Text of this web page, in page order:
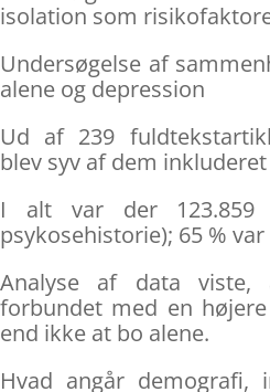
isolation som
Undersøgelse af
alene og depression
Ud af 239
blev syv af dem
I alt var der 123.859
psykosehistorie); 65 %
Analyse af data
forbundet med en
end ikke at bo alene.
Hvad angår demografi,